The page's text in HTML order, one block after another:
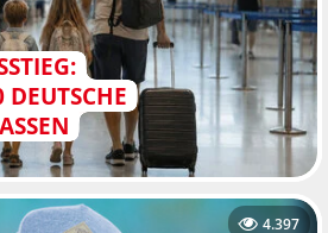
4.397